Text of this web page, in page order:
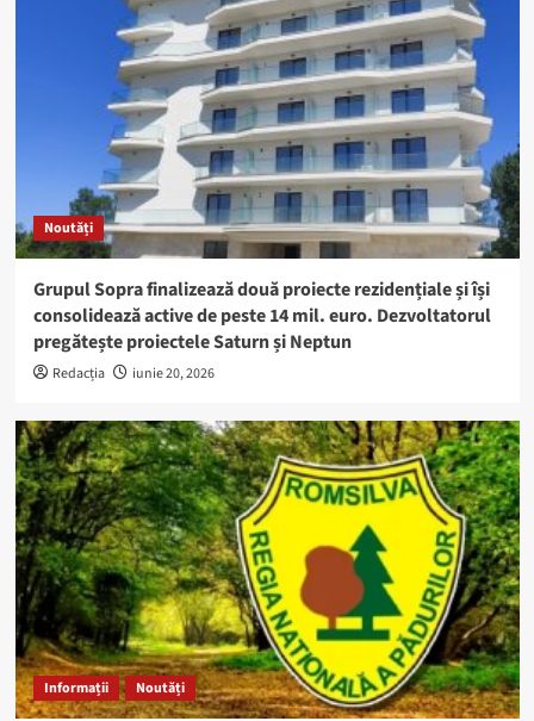
Noutăți
Grupul Sopra finalizează două proiecte rezidențiale și își
consolidează active de peste 14 mil. euro. Dezvoltatorul
pregătește proiectele Saturn și Neptun
Redacția iunie 20, 2026
Informații Noutăți